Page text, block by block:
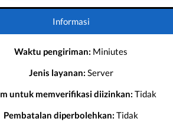
Informasi
Waktu pengiriman: Miniutes
Jenis layanan: Server
untuk memverifikasi diizinkan: Tidak
Pembatalan diperbolehkan: Tidak